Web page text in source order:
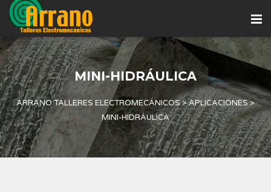
MINI-HIDRÁULICA
ARRANO TALLERES ELECTROMECÁNICOS>APLICACIONES>
MINI-HIDRÁULICA